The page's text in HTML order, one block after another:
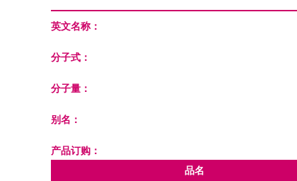
英文名称：
分子式：
分子量：
别名：
产品订购：
品名